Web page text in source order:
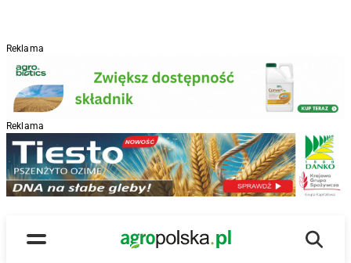
Reklama
Reklama
Menu
Main Logo